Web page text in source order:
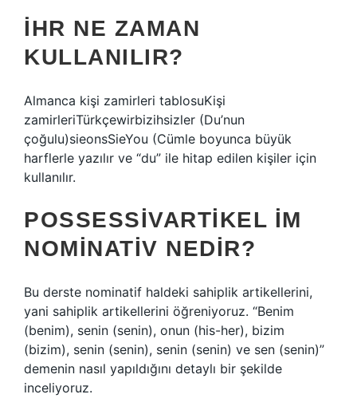
İHR NE ZAMAN
KULLANILIR?
Almanca kişi zamirleri tablosuKişi
zamirleriTürkçewirbizihsizler (Du’nun
çoğulu)sieonsSieYou (Cümle boyunca büyük
harflerle yazılır ve “du” ile hitap edilen kişiler için
kullanılır.
POSSESSIVARTIKEL IM
NOMINATIV NEDIR?
Bu derste nominatif haldeki sahiplik artikellerini,
yani sahiplik artikellerini öğreniyoruz. “Benim
(benim), senin (senin), onun (his-her), bizim
(bizim), senin (senin), senin (senin) ve sen (senin)”
demenin nasıl yapıldığını detaylı bir şekilde
inceliyoruz.